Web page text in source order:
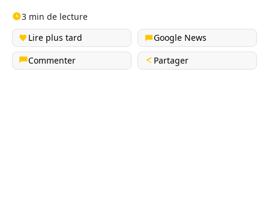
3 min de lecture
Lire plus tard
Google News
Commenter
Partager